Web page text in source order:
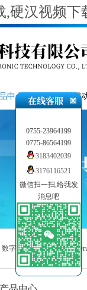
硬汉视频
中心 新闻
数字硬汉视频二维码>>
0755-23964199
0775-86564199
3183402039
3176116521
微信扫一扫,给我发
消息吧